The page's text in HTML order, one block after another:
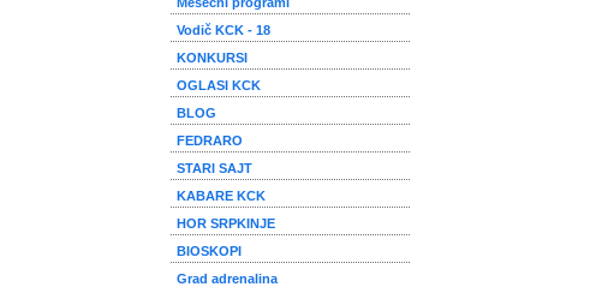
Vodič KCK - 18
KONKURSI
OGLASI KCK
BLOG
FEDRARO
STARI SAJT
KABARE KCK
HOR SRPKINJE
BIOSKOPI
Grad adrenalina